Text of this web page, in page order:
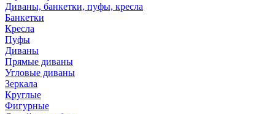
Диваны, банкетки, пуфы, кресла
Банкетки
Кресла
Пуфы
Диваны
Прямые диваны
Угловые диваны
Зеркала
Круглые
Фигурные